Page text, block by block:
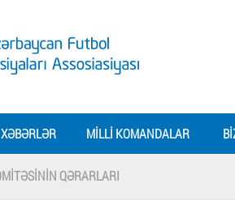
XƏBƏRLƏR MILLI KOMANDALAR
QƏRARLARI